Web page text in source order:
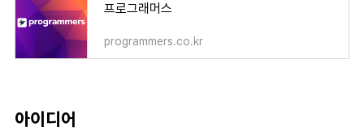
프로그래머스
programmers.co.kr
아이디어